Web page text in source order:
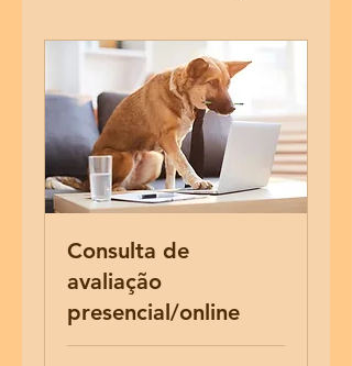
Consulta de
avaliação
presencial/online